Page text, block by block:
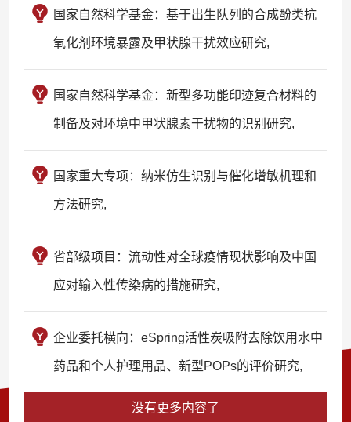
国家自然科学基金：基于出生队列的合成酚类抗
氧化剂环境暴露及甲状腺干扰效应研究,
国家自然科学基金：新型多功能印迹复合材料的
制备及对环境中甲状腺素干扰物的识别研究,
国家重大专项：纳米仿生识别与催化增敏机理和
方法研究,
省部级项目：流动性对全球疫情现状影响及中国
应对输入性传染病的措施研究,
企业委托横向：eSpring活性炭吸附去除饮用水中
药品和个人护理用品、新型POPs的评价研究,
没有更多内容了